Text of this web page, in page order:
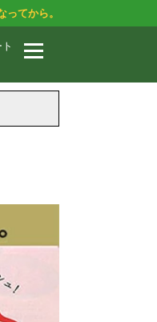
てから。